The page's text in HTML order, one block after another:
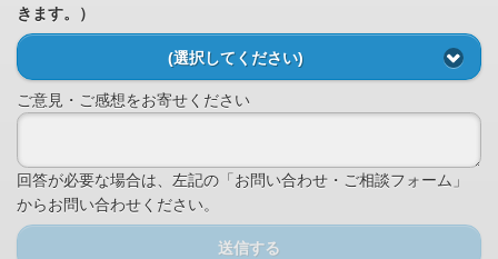
きます。）
(選択してください)
ご意見・ご感想をお寄せください
回答が必要な場合は、左記の「お問い合わせ・ご相談フォーム」
からお問い合わせください。
送信する